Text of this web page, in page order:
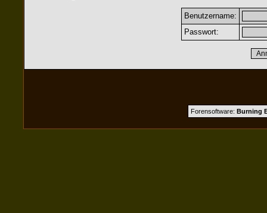
Benutzername:
Passwort:
Forensoftware: Burning